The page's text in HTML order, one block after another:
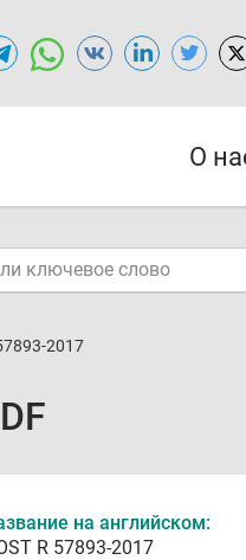
О
2017
на английском:
R 57893-2017